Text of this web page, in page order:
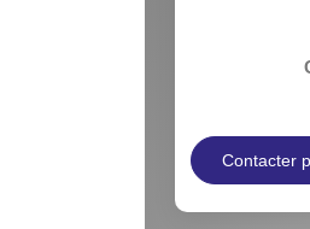
Contacter